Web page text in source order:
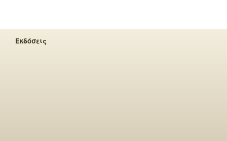
Εκδόσεις